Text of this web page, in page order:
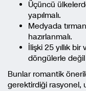
Üçüncü
yapılmalı.
Medyada
hazırlanmalı.
İlişki 25 yıllık
döngülerle
Bunlar romantik
gerektirdiği rasyonel,